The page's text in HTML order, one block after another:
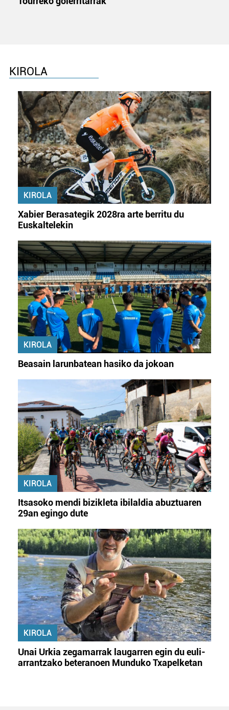
KIROLA
KIROLA
Xabier Berasategik 2028ra arte berritu du
Euskaltelekin
KIROLA
Beasain larunbatean hasiko da jokoan
KIROLA
Itsasoko mendi bizikleta ibilaldia abuztuaren
29an egingo dute
KIROLA
Unai Urkia zegamarrak laugarren egin du euli-
arrantzako beteranoen Munduko Txapelketan